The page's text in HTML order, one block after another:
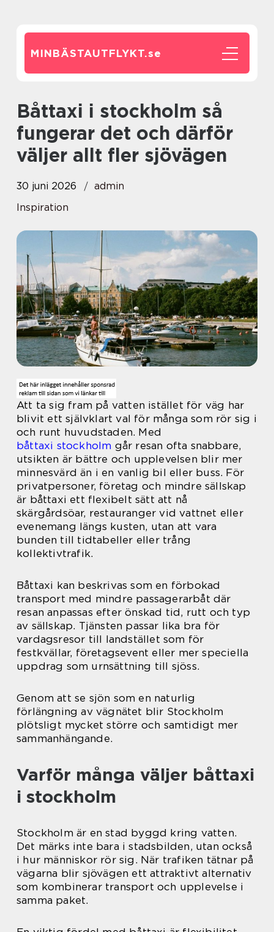
MINBÄSTAUTFLYKT.se
Båttaxi i stockholm så
fungerar det och därför
väljer allt fler sjövägen
30 juni 2026
admin
Inspiration
Att ta sig fram på vatten istället för väg har
blivit ett självklart val för många som rör sig i
och runt huvudstaden. Med
båttaxi stockholm går resan ofta snabbare,
utsikten är bättre och upplevelsen blir mer
minnesvärd än i en vanlig bil eller buss. För
privatpersoner, företag och mindre sällskap
är båttaxi ett flexibelt sätt att nå
skärgårdsöar, restauranger vid vattnet eller
evenemang längs kusten, utan att vara
bunden till tidtabeller eller trång
kollektivtrafik.
Båttaxi kan beskrivas som en förbokad
transport med mindre passagerarbåt där
resan anpassas efter önskad tid, rutt och typ
av sällskap. Tjänsten passar lika bra för
vardagsresor till landstället som för
festkvällar, företagsevent eller mer speciella
uppdrag som urnsättning till sjöss.
Genom att se sjön som en naturlig
förlängning av vägnätet blir Stockholm
plötsligt mycket större och samtidigt mer
sammanhängande.
Varför många väljer båttaxi
i stockholm
Stockholm är en stad byggd kring vatten.
Det märks inte bara i stadsbilden, utan också
i hur människor rör sig. När trafiken tätnar på
vägarna blir sjövägen ett attraktivt alternativ
som kombinerar transport och upplevelse i
samma paket.